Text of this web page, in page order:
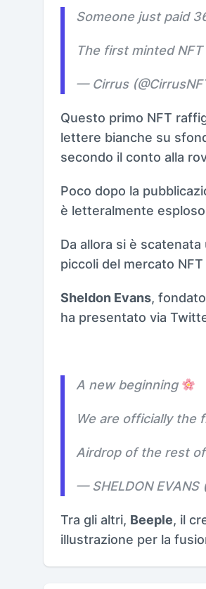
Someone just paid
The first minted
— Cirrus
Questo primo NFT
lettere bianche su
secondo il conto alla
Poco dopo la
è letteralmente
Da allora si è
piccoli del mercato
Sheldon Evans,
ha presentato via
A new beginning
We are officially the
Airdrop of the rest
— SHELDON EVANS
Tra gli altri, Beeple, il
illustrazione per la